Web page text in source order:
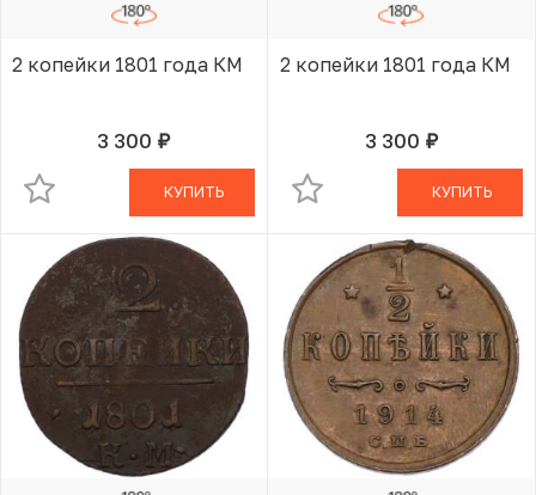
2 копейки 1801 года КМ
3 300 руб.
В КОРЗИНЕ
КУПИТЬ
2 копейки 1801 года КМ
3 300 руб.
В КОРЗИНЕ
КУПИТЬ